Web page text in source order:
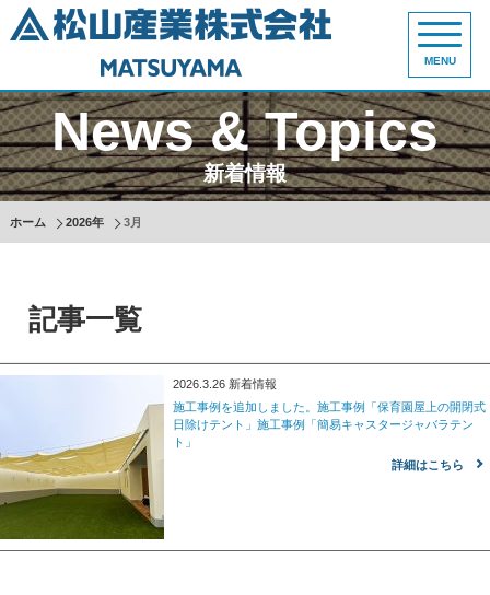
MENU
News & Topics
新着情報
ホーム 2026年 3月
記事一覧
2026.3.26 新着情報
施工事例を追加しました。施工事例「保育園屋上の開閉式
日除けテント」施工事例「簡易キャスタージャバラテン
ト」
詳細はこちら